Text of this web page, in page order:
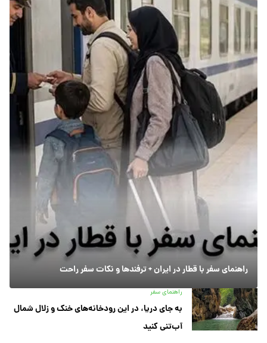
راهنمای سفر با قطار در ایران + ترفندها و نکات سفر راحت
راهنمای سفر
به جای دریا، در این رودخانه‌های خنک و زلال شمال
آب‌تنی کنید